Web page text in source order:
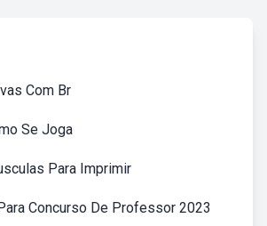
Com Br
Se Joga
Para Imprimir
Concurso De Professor 2023